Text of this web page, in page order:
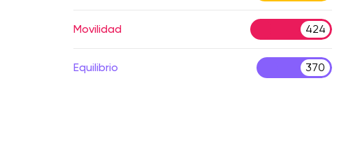
Movilidad 424
Equilibrio 370